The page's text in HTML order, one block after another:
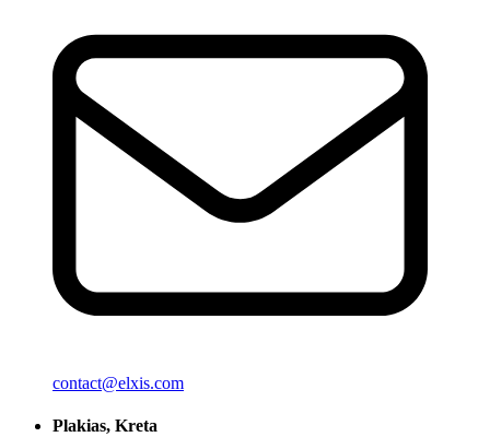
contact@elxis.com
Plakias, Kreta